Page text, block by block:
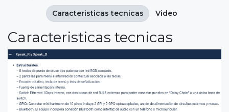
Caracteristicas tecnicas
Caracteristicas tecnicas Video